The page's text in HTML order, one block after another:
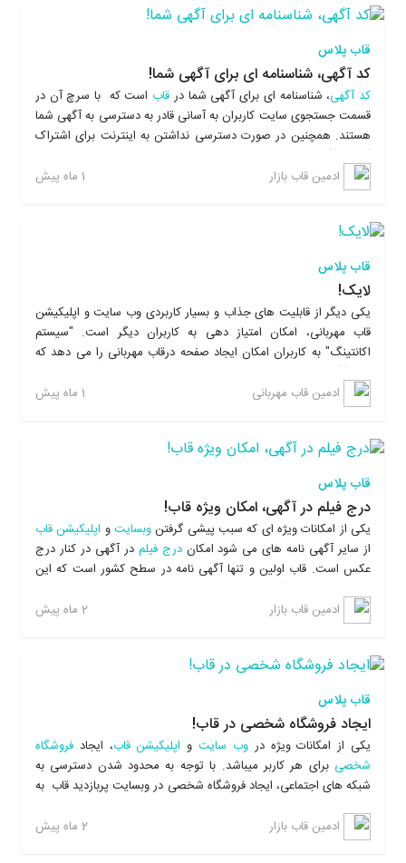
قاب است.
قاب پلاس
کد آگهی، شناسنامه ای برای آگهی شما!
کد آگهی، شناسنامه ای برای آگهی شما در قاب است که با سرچ آن در
قسمت جستجوی سایت کاربران به آسانی قادر به دسترسی به آگهی شما
هستند. همچنین در صورت دسترسی نداشتن به اینترنت برای اشتراک
گذاری آگهی در شبکه های مجازی یا عدم دسترسی مخاطب به شبکه
های مجازی، کاربران می توانند کد آگهی خود را از طریق تماس تلفنی یا
پیامک به مخاطب اعلام نمایند. بالاترین مزیت کد آگهی دسترسی آسان
مورد نظر است. از طرفی دیگر کد آگهی به نوعی شناسنامه معتبر و قابل
اطلاعاتیقاب
ادمین قاب بازار 1 ماه پیش
قاب پلاس
لایک!
یکی دیگر از قابلیت های جذاب و بسیار کاربردی وب سایت و اپلیکیشن
قاب مهربانی، امکان امتیاز دهی به کاربران دیگر است. "سیستم
اکانتینگ" به کاربران امکان ایجاد صفحه درقاب مهربانی را می دهد که
کلیه آگهی ها و اطلاعات مربوط به شخص یا خیریه درآن قابل رؤیت
است و سایر کاربران می توانند با مراجعه به صفحه کاربر یا خیریه مورد
نظر، صحت ادعا، میزان رضایت و اعتماد خود به نهاد خیریه یا شخص را
میزان تاثیر مثبت فعالیت آن شخص یا خیریه در فضای قاب مهربانی
ادمین قاب مهربانی 1 ماه پیش
قاب پلاس
درج فیلم در آگهی، امکان ویژه قاب!
یکی از امکانات ویژه ای که سبب پیشی گرفتنوبسایتو اپلیکیشن قاب
از سایر آگهی نامه های می شود امکاندرج فیلم در آگهی در کنار درج
عکس است. قاب اولین و تنها آگهی نامه در سطح کشور است که این
سرویس بسیار کارآمد را به کاربران ارائه می دهد.کاربران می توانند با
درج فیلم اطلاعات بیشتری نسبت به عکس ارائه دهندو کالا ، خدمات،
ملک و... خود را با نمایش جزئیات بیشتر به خریداران عرضه کنند و
ادمین قاب بازار 2 ماه پیش
قاب پلاس
ایجاد فروشگاه شخصی در قاب!
یکی از امکانات ویژه دروب سایتو اپلیکیشن قاب، ایجاد فروشگاه
شخصیبرای هر کاربر میباشد. با توجه به محدود شدن دسترسی به
شبکه های اجتماعی، ایجاد فروشگاه شخصی در وبسایت پربازدید قاب به
رایگان به دیگران معرفی کند، صفحه فروشگاه شخصی برای کلیه مشاغل
از جمله کارهای
ادمین قاب بازار 2 ماه پیش